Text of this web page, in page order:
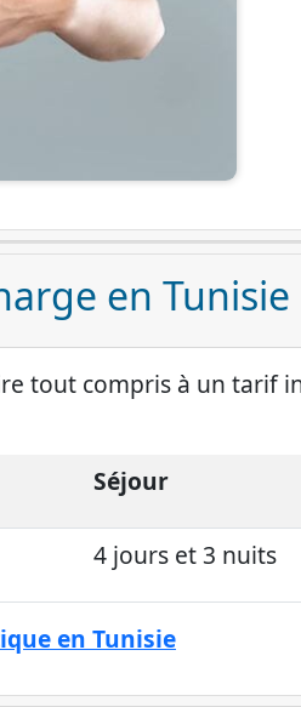
en Tunisie
tout compris à un tarif
Séjour
4 jours et 3 nuits
en Tunisie